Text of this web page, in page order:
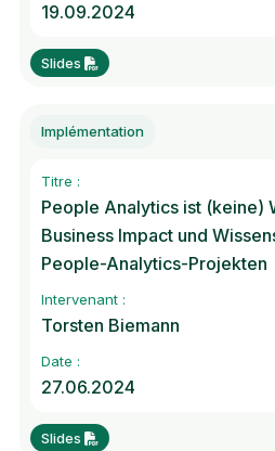
19.09.2024
Slides
Implémentation
Titre :
People Analytics ist (keine)
Business Impact und
People-Analytics-Projekten
Intervenant :
Torsten Biemann
Date :
27.06.2024
Slides